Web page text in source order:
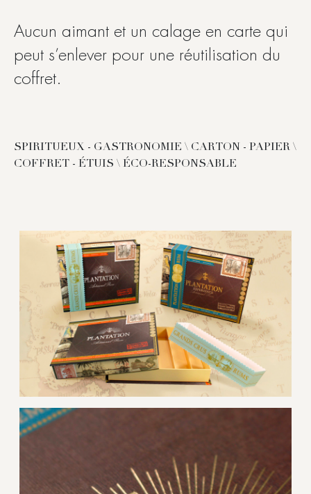
Aucun aimant et un calage en carte qui
peut s’enlever pour une réutilisation du
coffret.
SPIRITUEUX - GASTRONOMIE \ CARTON - PAPIER \
COFFRET - ÉTUIS \ ÉCO-RESPONSABLE